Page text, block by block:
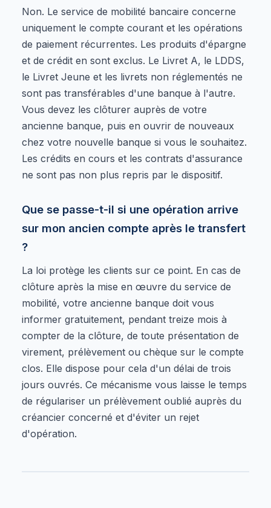
Non. Le service de mobilité bancaire concerne
uniquement le compte courant et les opérations
de paiement récurrentes. Les produits d'épargne
et de crédit en sont exclus. Le Livret A, le LDDS,
le Livret Jeune et les livrets non réglementés ne
sont pas transférables d'une banque à l'autre.
Vous devez les clôturer auprès de votre
ancienne banque, puis en ouvrir de nouveaux
chez votre nouvelle banque si vous le souhaitez.
Les crédits en cours et les contrats d'assurance
ne sont pas non plus repris par le dispositif.
Que se passe-t-il si une opération arrive
sur mon ancien compte après le transfert
?
La loi protège les clients sur ce point. En cas de
clôture après la mise en œuvre du service de
mobilité, votre ancienne banque doit vous
informer gratuitement, pendant treize mois à
compter de la clôture, de toute présentation de
virement, prélèvement ou chèque sur le compte
clos. Elle dispose pour cela d'un délai de trois
jours ouvrés. Ce mécanisme vous laisse le temps
de régulariser un prélèvement oublié auprès du
créancier concerné et d'éviter un rejet
d'opération.